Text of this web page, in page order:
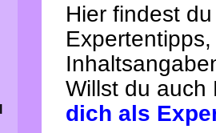
Hier findest
Willst du
dich als